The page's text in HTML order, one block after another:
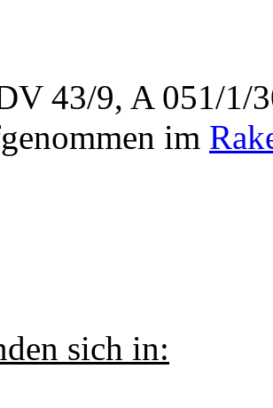
43/9, A 051/1/
im
sich in: